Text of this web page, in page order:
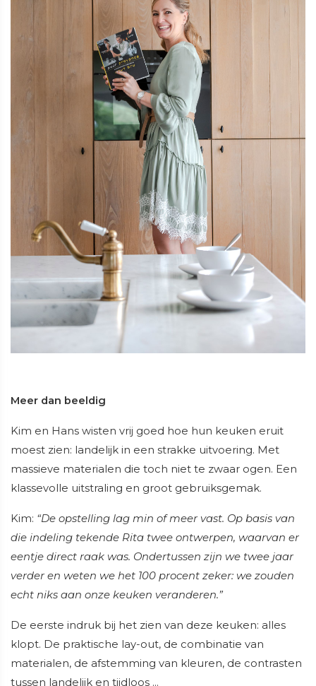
Meer dan beeldig
Kim en Hans wisten vrij goed hoe hun keuken eruit
moest zien: landelijk in een strakke uitvoering. Met
massieve materialen die toch niet te zwaar ogen. Een
klassevolle uitstraling en groot gebruiksgemak.
Kim: “De opstelling lag min of meer vast. Op basis van
die indeling tekende Rita twee ontwerpen, waarvan er
eentje direct raak was. Ondertussen zijn we twee jaar
verder en weten we het 100 procent zeker: we zouden
echt niks aan onze keuken veranderen.”
De eerste indruk bij het zien van deze keuken: alles
klopt. De praktische lay-out, de combinatie van
materialen, de afstemming van kleuren, de contrasten
tussen landelijk en tijdloos ...